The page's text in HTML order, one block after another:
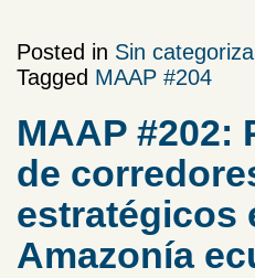
Posted in Sin
Tagged MAAP #204
MAAP #202:
de
estratégicos
Amazonía